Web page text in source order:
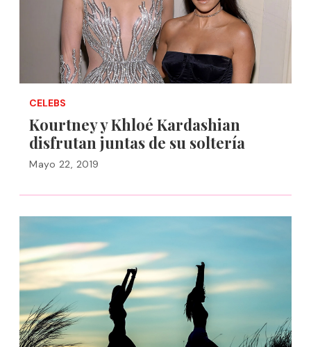
CELEBS
Kourtney y Khloé Kardashian
disfrutan juntas de su soltería
Mayo 22, 2019